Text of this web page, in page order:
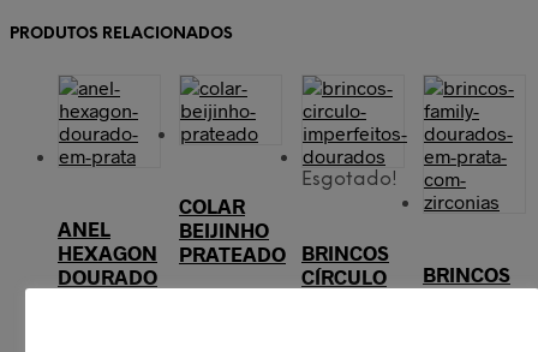
PRODUTOS RELACIONADOS
ANEL
HEXAGON
DOURADO
COLAR
BEIJINHO
PRATEADO
Esgotado!
BRINCOS
CÍRCULO
BRINCOS